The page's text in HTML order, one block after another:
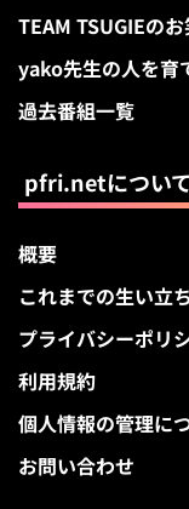
TEAM TSUGIEの
yako先生の人を育
過去番組一覧
pfri.netについて
概要
これまでの生い立ち
プライバシーポリ
利用規約
個人情報の管理に
お問い合わせ